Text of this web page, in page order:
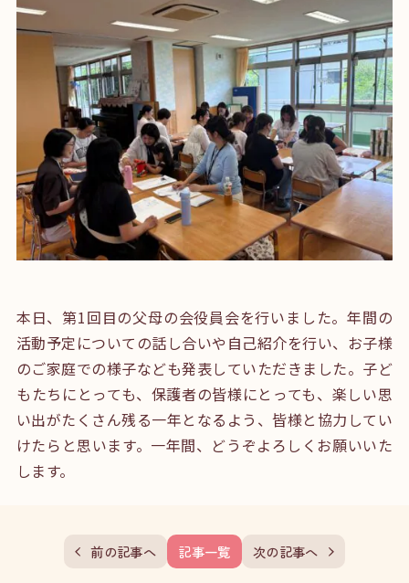
本日、第1回目の父母の会役員会を行いました。年間の
活動予定についての話し合いや自己紹介を行い、お子様
のご家庭での様子なども発表していただきました。子ど
もたちにとっても、保護者の皆様にとっても、楽しい思
い出がたくさん残る一年となるよう、皆様と協力してい
けたらと思います。一年間、どうぞよろしくお願いいた
します。
前の記事へ 記事一覧 次の記事へ